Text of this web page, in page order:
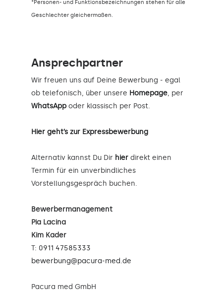
*Personen- und Funktionsbezeichnungen stehen für alle
Geschlechter gleichermaßen.
Ansprechpartner
Wir freuen uns auf Deine Bewerbung - egal
ob telefonisch, über unsere Homepage, per
WhatsApp oder klassisch per Post.
Hier geht’s zur Expressbewerbung
Alternativ kannst Du Dir hier direkt einen
Termin für ein unverbindliches
Vorstellungsgespräch buchen.
Bewerbermanagement
Pia Lacina
Kim Kader
T: 0911 47585333
bewerbung@pacura-med.de
Pacura med GmbH